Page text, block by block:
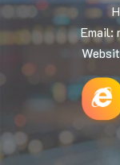
Email: